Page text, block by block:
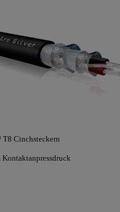
Cinchsteckern